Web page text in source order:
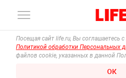
Посещая сайт life.ru, Вы соглашаетесь
Политикой обработки Персональных
файлов cookie, указанных в данной
ОК